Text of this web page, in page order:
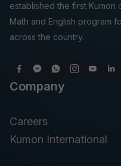
established the first Kumon
Math and English program
across the country.
Company
Careers
Kumon International